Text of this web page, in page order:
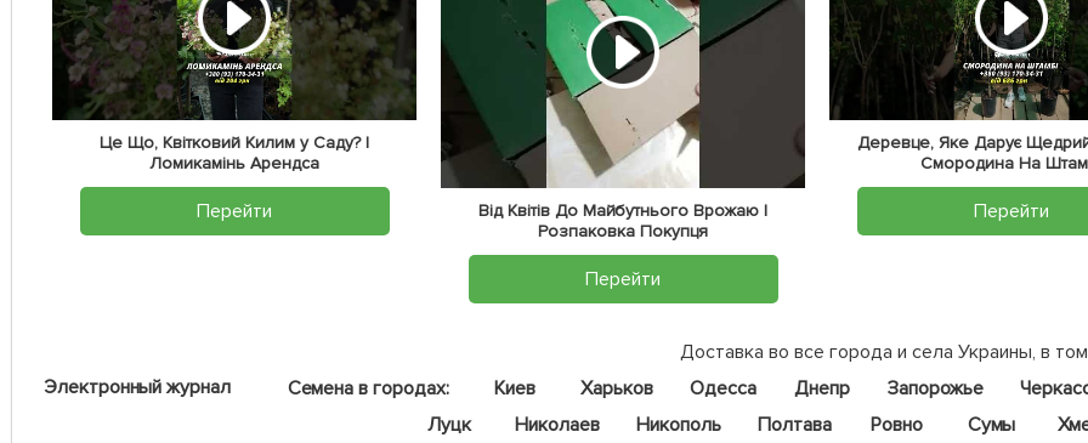
Це Що, Квітковий Килим у Саду? |
Ломикамінь Арендса
Перейти
Від Квітів До Майбутнього Врожаю |
Розпаковка Покупця
Перейти
Деревце, Яке Дарує
Смородина На
Перейти
Электронный журнал
Доставка во все города и села Украины, в
Семена в городах:
Киев Харьков Одесса Днепр Запорожье
Луцк
Николаев Никополь Полтава Ровно Сумы